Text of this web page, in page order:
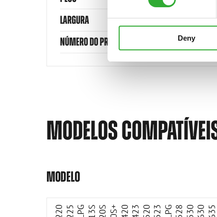
Deny
LARGURA
NÚMERO DO PRODUTO
MODELOS
MODELO
220
Compatível
225
CompatívelCompatível
420 423 520 523 528 530 630 635